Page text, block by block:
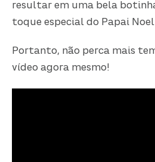
resultar em uma bela
toque especial do Papai
Portanto, não perca mais
vídeo agora mesmo!